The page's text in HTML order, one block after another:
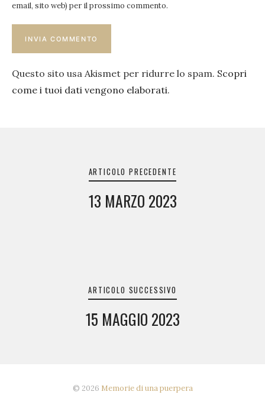
email, sito web) per il prossimo commento.
Questo sito usa Akismet per ridurre lo spam. Scopri
come i tuoi dati vengono elaborati.
ARTICOLO PRECEDENTE
13 MARZO 2023
ARTICOLO SUCCESSIVO
15 MAGGIO 2023
© 2026 Memorie di una puerpera